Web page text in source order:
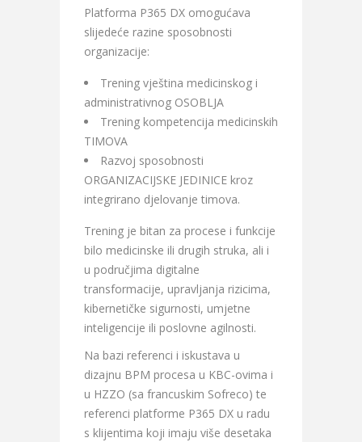
Platforma P365 DX omogućava
slijedeće razine sposobnosti
organizacije:
Trening vještina medicinskog i
administrativnog OSOBLJA
Trening kompetencija medicinskih
TIMOVA
Razvoj sposobnosti
ORGANIZACIJSKE JEDINICE kroz
integrirano djelovanje timova.
Trening je bitan za procese i funkcije
bilo medicinske ili drugih struka, ali i
u područjima digitalne
transformacije, upravljanja rizicima,
kibernetičke sigurnosti, umjetne
inteligencije ili poslovne agilnosti.
Na bazi referenci i iskustava u
dizajnu BPM procesa u KBC-ovima i
u HZZO (sa francuskim Sofreco) te
referenci platforme P365 DX u radu
s klijentima koji imaju više desetaka